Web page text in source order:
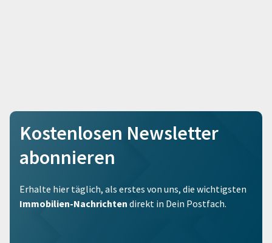
Kostenlosen Newsletter
abonnieren
Erhalte hier täglich, als erstes von uns, die wichtigsten
Immobilien-Nachrichten direkt in Dein Postfach.